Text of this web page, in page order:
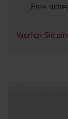
Eine
Werfen Sie